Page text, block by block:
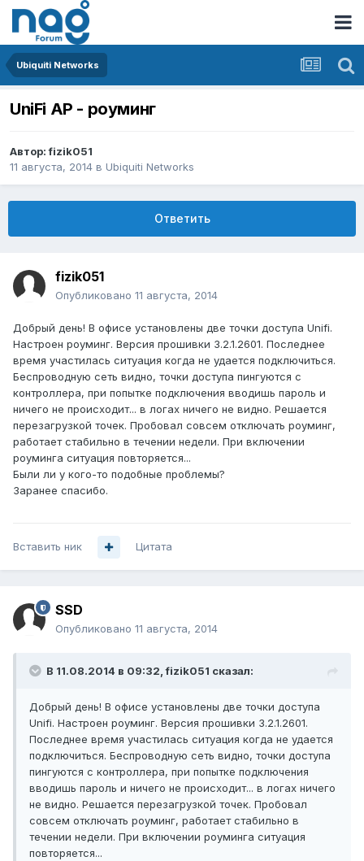
Ubiquiti Networks
UniFi AP - роуминг
Автор:fizik051
11 августа, 2014 в Ubiquiti Networks
Ответить
fizik051
Опубликовано 11 августа, 2014
Добрый день! В офисе установлены две точки доступа Unifi.
Настроен роуминг. Версия прошивки 3.2.1.2601. Последнее
время участилась ситуация когда не удается подключиться.
Беспроводную сеть видно, точки доступа пингуются с
контроллера, при попытке подключения вводишь пароль и
ничего не происходит... в логах ничего не видно. Решается
перезагрузкой точек. Пробовал совсем отключать роуминг,
работает стабильно в течении недели. При включении
роуминга ситуация повторяется...
Были ли у кого-то подобные проблемы?
Заранее спасибо.
Вставить ник Цитата
SSD
Опубликовано 11 августа, 2014
В 11.08.2014 в 09:32, fizik051 сказал:
Добрый день! В офисе установлены две точки доступа
Unifi. Настроен роуминг. Версия прошивки 3.2.1.2601.
Последнее время участилась ситуация когда не удается
подключиться. Беспроводную сеть видно, точки доступа
пингуются с контроллера, при попытке подключения
вводишь пароль и ничего не происходит... в логах ничего
не видно. Решается перезагрузкой точек. Пробовал
совсем отключать роуминг, работает стабильно в
течении недели. При включении роуминга ситуация
повторяется...